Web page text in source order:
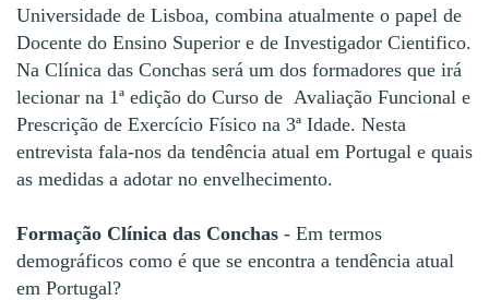
Universidade de Lisboa, combina atualmente o papel de
Docente do Ensino Superior e de Investigador Cientifico.
Na Clínica das Conchas será um dos formadores que irá
lecionar na 1ª edição do Curso de Avaliação Funcional e
Prescrição de Exercício Físico na 3ª Idade. Nesta
entrevista fala-nos da tendência atual em Portugal e quais
as medidas a adotar no envelhecimento.
Formação Clínica das Conchas - Em termos
demográficos como é que se encontra a tendência atual
em Portugal?